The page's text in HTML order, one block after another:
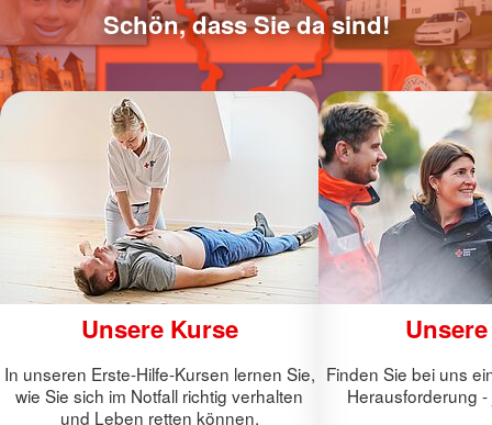
Schön, dass Sie da sind!
Unsere Kurse
In unseren Erste-Hilfe-Kursen lernen Sie,
wie Sie sich im Notfall richtig verhalten
und Leben retten können.
Finden Sie bei uns
Herausforderung